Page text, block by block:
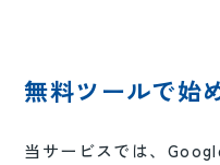
無料ツールで始
当サービスでは、